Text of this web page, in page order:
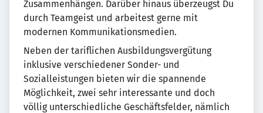
Zusammenhängen. Darüber hinaus überzeugst Du
durch Teamgeist und arbeitest gerne mit
modernen Kommunikationsmedien.
Neben der tariflichen Ausbildungsvergütung
inklusive verschiedener Sonder- und
Sozialleistungen bieten wir die spannende
Möglichkeit, zwei sehr interessante und doch
völlig unterschiedliche Geschäftsfelder, nämlich